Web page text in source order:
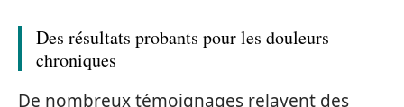
Des résultats probants pour les douleurs
chroniques
De nombreux témoignages relayent des